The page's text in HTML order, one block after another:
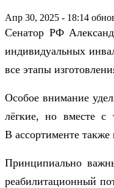
Апр 30, 2025 - 18:14
Сенатор РФ
индивидуальных
все этапы
Особое внимание
лёгкие, но вместе с
В ассортименте
Принципиально
реабилитационный